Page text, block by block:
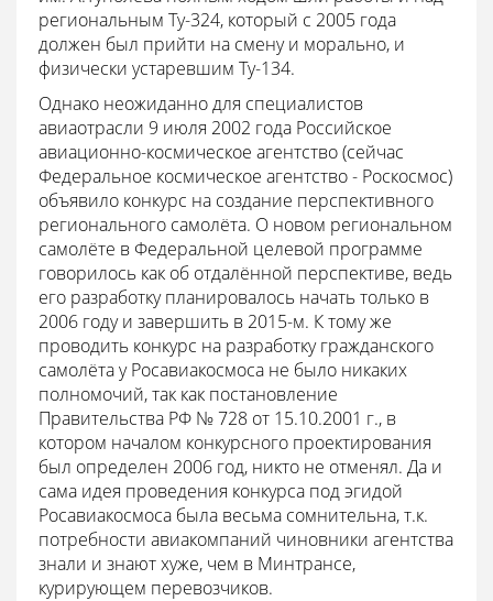
региональным Ту-324, который с 2005 года
должен был прийти на смену и морально, и
физически устаревшим Ту-134.
Однако неожиданно для специалистов
авиаотрасли 9 июля 2002 года Российское
авиационно-космическое агентство (сейчас
Федеральное космическое агентство - Роскосмос)
объявило конкурс на создание перспективного
регионального самолёта. О новом региональном
самолёте в Федеральной целевой программе
говорилось как об отдалённой перспективе, ведь
его разработку планировалось начать только в
2006 году и завершить в 2015-м. К тому же
проводить конкурс на разработку гражданского
самолёта у Росавиакосмоса не было никаких
полномочий, так как постановление
Правительства РФ № 728 от 15.10.2001 г., в
котором началом конкурсного проектирования
был определен 2006 год, никто не отменял. Да и
сама идея проведения конкурса под эгидой
Росавиакосмоса была весьма сомнительна, т.к.
потребности авиакомпаний чиновники агентства
знали и знают хуже, чем в Минтрансе,
курирующем перевозчиков.